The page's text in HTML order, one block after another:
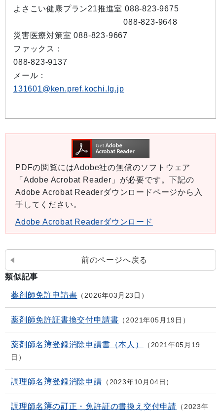
よさこい健康プラン21推進室 088-823-9675
088-823-9648
災害医療対策室 088-823-9667
ファックス：
088-823-9137
メール：
131601@ken.pref.kochi.lg.jp
PDFの閲覧にはAdobe社の無償のソフトウェア
「Adobe Acrobat Reader」が必要です。下記の
Adobe Acrobat Readerダウンロードページから入
手してください。
Adobe Acrobat Readerダウンロード
前のページへ戻る
類似記事
薬剤師免許申請書 2026年03月23日
薬剤師免許証書換交付申請書 2021年05月19日
薬剤師名簿登録消除申請書（本人）
2021年05月19
日
調理師名簿登録消除申請 2023年10月04日
調理師名簿の訂正・免許証の書換え交付申請
2023年